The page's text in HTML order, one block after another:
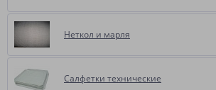
Неткол и марля
Салфетки технические